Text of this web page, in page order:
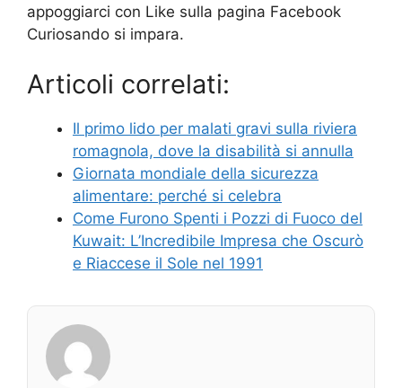
appoggiarci con Like sulla pagina Facebook
Curiosando si impara.
Articoli correlati:
Il primo lido per malati gravi sulla riviera
romagnola, dove la disabilità si annulla
Giornata mondiale della sicurezza
alimentare: perché si celebra
Come Furono Spenti i Pozzi di Fuoco del
Kuwait: L’Incredibile Impresa che Oscurò
e Riaccese il Sole nel 1991